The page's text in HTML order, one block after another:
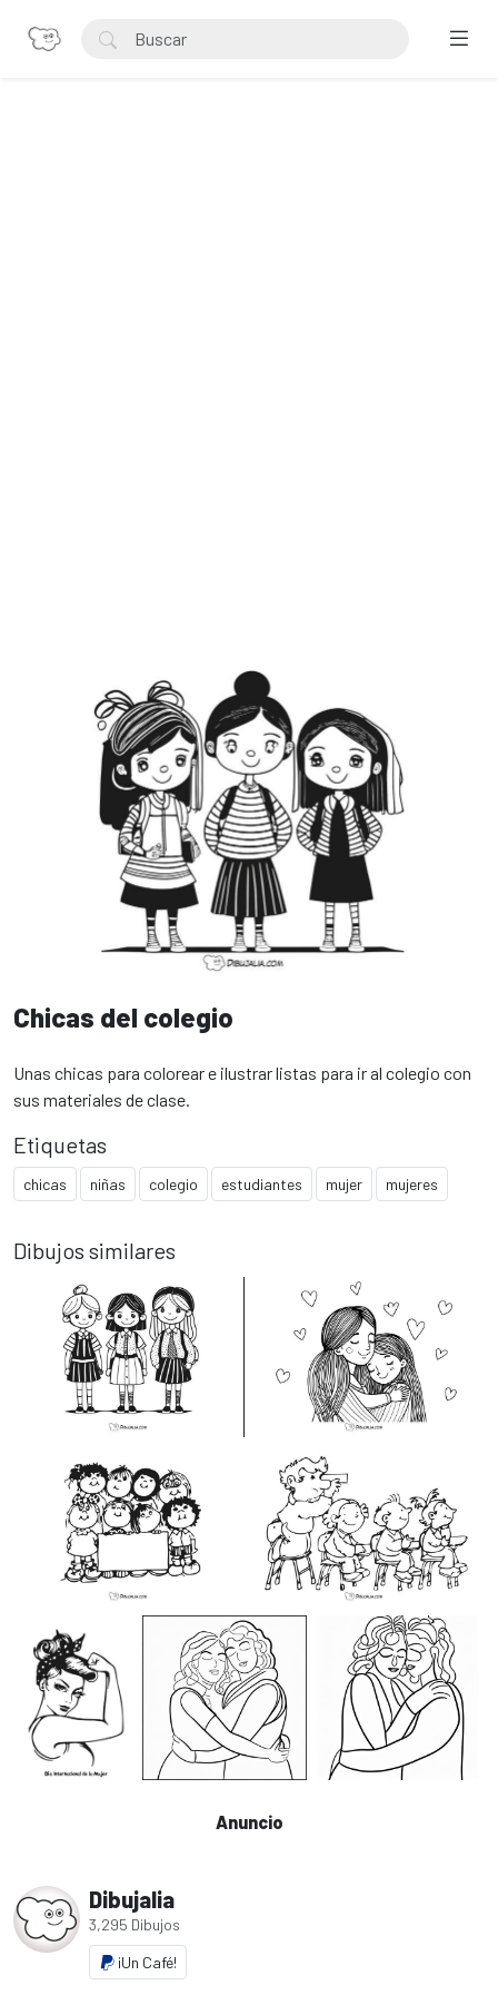
Chicas del colegio
Unas chicas para colorear e ilustrar listas para ir al colegio con
sus materiales de clase.
Etiquetas
chicas niñas colegio estudiantes mujer mujeres
Dibujos similares
Anuncio
Dibujalia
3,295 Dibujos
¡Un Café!